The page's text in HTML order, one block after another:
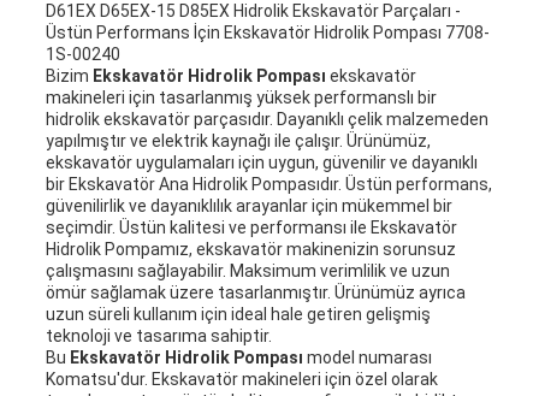
D61EX D65EX-15 D85EX Hidrolik Ekskavatör Parçaları -
Üstün Performans İçin Ekskavatör Hidrolik Pompası 7708-
1S-00240
Bizim Ekskavatör Hidrolik Pompası ekskavatör
makineleri için tasarlanmış yüksek performanslı bir
hidrolik ekskavatör parçasıdır. Dayanıklı çelik malzemeden
yapılmıştır ve elektrik kaynağı ile çalışır. Ürünümüz,
ekskavatör uygulamaları için uygun, güvenilir ve dayanıklı
bir Ekskavatör Ana Hidrolik Pompasıdır. Üstün performans,
güvenilirlik ve dayanıklılık arayanlar için mükemmel bir
seçimdir. Üstün kalitesi ve performansı ile Ekskavatör
Hidrolik Pompamız, ekskavatör makinenizin sorunsuz
çalışmasını sağlayabilir. Maksimum verimlilik ve uzun
ömür sağlamak üzere tasarlanmıştır. Ürünümüz ayrıca
uzun süreli kullanım için ideal hale getiren gelişmiş
teknoloji ve tasarıma sahiptir.
Bu Ekskavatör Hidrolik Pompası model numarası
Komatsu'dur. Ekskavatör makineleri için özel olarak